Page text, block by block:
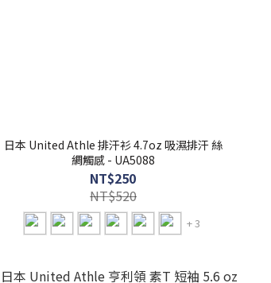
日本 United Athle 排汗衫 4.7oz 吸濕排汗 絲
綢觸感 - UA5088
NT$250
NT$520
+ 3